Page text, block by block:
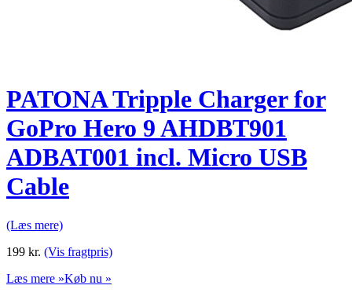
PATONA Tripple Charger for
GoPro Hero 9 AHDBT901
ADBAT001 incl. Micro USB
Cable
(Læs mere)
199 kr. (Vis fragtpris)
Læs mere »Køb nu »